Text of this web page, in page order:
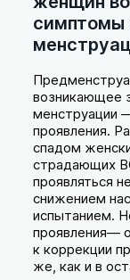
симптомы
возникающее
менструации
проявления.
спадом
страдающих
проявляться
снижением
испытанием.
проявления—
к коррекции
же, как и в